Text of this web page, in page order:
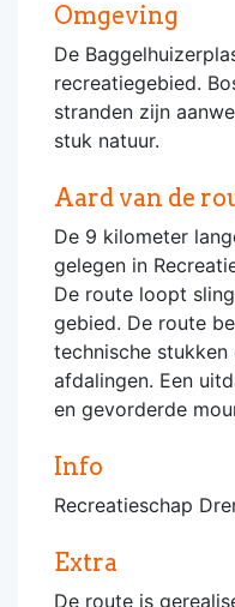
Omgeving
De
recreatiegebied.
stranden zijn
stuk natuur.
Aard van de
De 9 kilometer
gelegen in
De route loopt
gebied. De route
technische
afdalingen. Een
en gevorderde
Info
Recreatieschap
Extra
De route is